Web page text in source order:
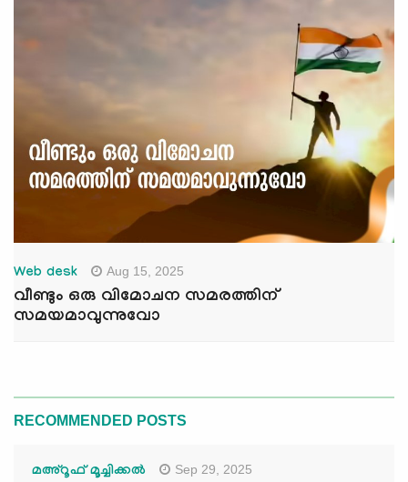
Web desk Aug 15, 2025
വീണ്ടും ഒരു വിമോചന സമരത്തിന്
സമയമാവുന്നുവോ
RECOMMENDED POSTS
മഅ്റൂഫ് മൂച്ചിക്കല്‍ Sep 29, 2025